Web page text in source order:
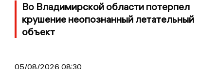
Во Владимирской области потерпел
крушение неопознанный летательный
объект
05/08/2026 08:30